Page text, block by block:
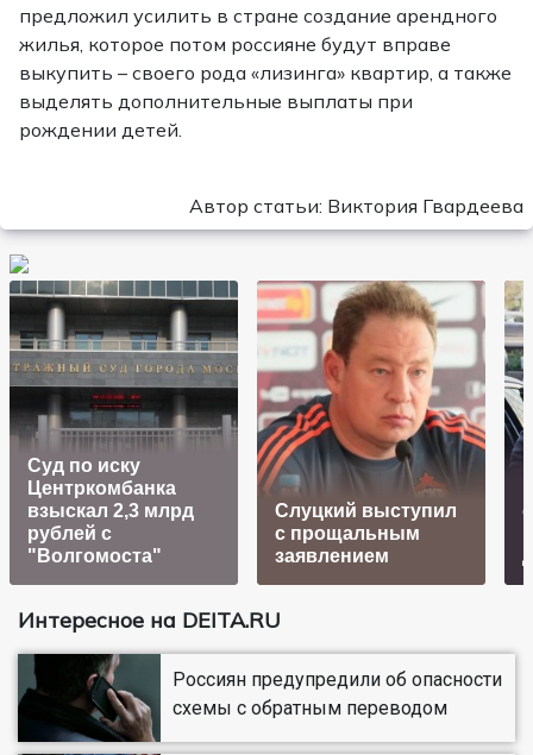
предложил усилить в стране создание арендного
жилья, которое потом россияне будут вправе
выкупить – своего рода «лизинга» квартир, а также
выделять дополнительные выплаты при
рождении детей.
Автор статьи: Виктория Гвардеева
Суд по иску
Центркомбанка
взыскал 2,3 млрд
рублей с
"Волгомоста"
Слуцкий выступил
с прощальным
заявлением
Интересное на DEITA.RU
Россиян предупредили об опасности
схемы с обратным переводом